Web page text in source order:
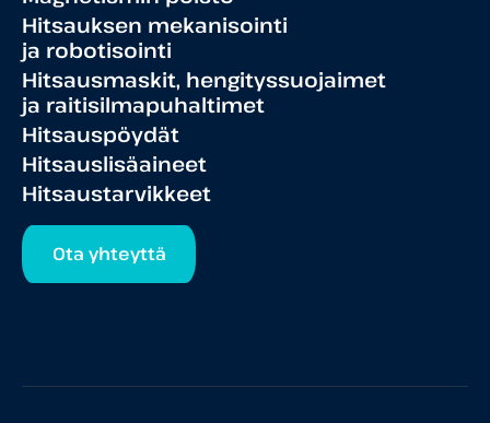
Hitsauksen mekanisointi
ja robotisointi
Hitsausmaskit, hengityssuojaimet
ja raitisilmapuhaltimet
Hitsauspöydät
Hitsauslisäaineet
Hitsaustarvikkeet
Ota yhteyttä